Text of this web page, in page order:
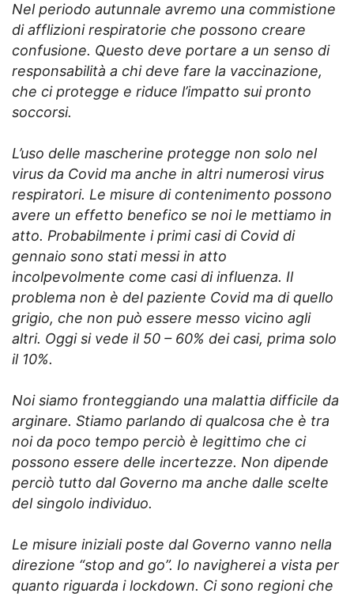
Nel periodo autunnale avremo una commistione
di afflizioni respiratorie che possono creare
confusione. Questo deve portare a un senso di
responsabilità a chi deve fare la vaccinazione,
che ci protegge e riduce l’impatto sui pronto
soccorsi.
L’uso delle mascherine protegge non solo nel
virus da Covid ma anche in altri numerosi virus
respiratori. Le misure di contenimento possono
avere un effetto benefico se noi le mettiamo in
atto. Probabilmente i primi casi di Covid di
gennaio sono stati messi in atto
incolpevolmente come casi di influenza. Il
problema non è del paziente Covid ma di quello
grigio, che non può essere messo vicino agli
altri. Oggi si vede il 50 – 60% dei casi, prima solo
il 10%.
Noi siamo fronteggiando una malattia difficile da
arginare. Stiamo parlando di qualcosa che è tra
noi da poco tempo perciò è legittimo che ci
possono essere delle incertezze. Non dipende
perciò tutto dal Governo ma anche dalle scelte
del singolo individuo.
Le misure iniziali poste dal Governo vanno nella
direzione “stop and go”. Io navigherei a vista per
quanto riguarda i lockdown. Ci sono regioni che